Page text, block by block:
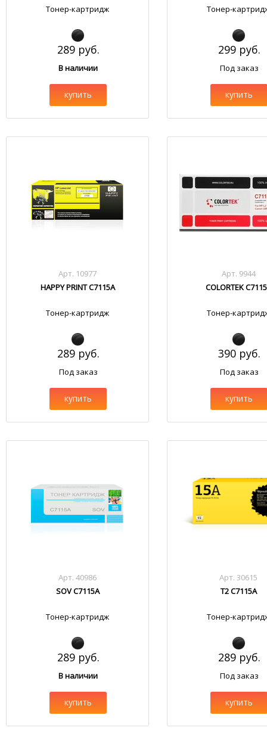
Тонер-картридж
289 руб.
В наличии
купить
Тонер-
299 руб.
Под заказ
купить
Арт. 10977
HAPPY PRINT C7115A
Тонер-картридж
289 руб.
Под заказ
купить
Арт. 9944
COLORTEK
Тонер-
390 руб.
Под заказ
купить
Арт. 40986
SOV C7115A
Тонер-картридж
289 руб.
В наличии
купить
Арт. 30615
T2 C7115A
Тонер-
289 руб.
Под заказ
купить